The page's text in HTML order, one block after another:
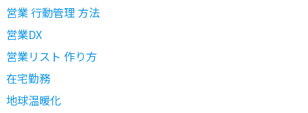
営業 行動管理 方法
営業DX
営業リスト 作り方
在宅勤務
地球温暖化